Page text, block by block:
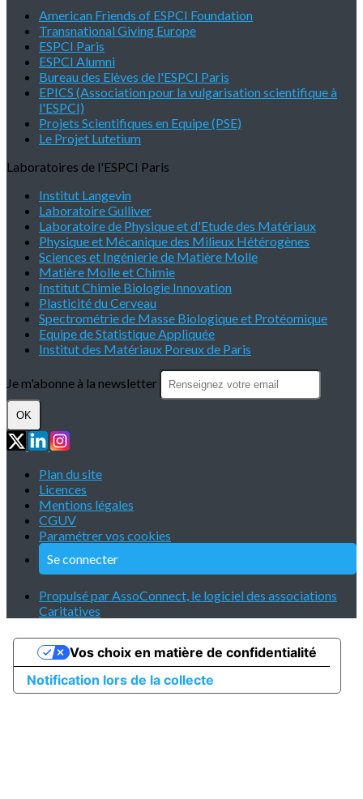
American Friends of ESPCI Foundation
Transnational Giving Europe
ESPCI Paris
ESPCI Alumni
Bureau des Elèves de l'ESPCI Paris
EPICS (Association pour la vulgarisation scientifique à
l'ESPCI)
Projets Scientifiques en Equipe (PSE)
Le Projet Lutetium
Laboratoires de l'ESPCI Paris
Institut Langevin
Laboratoire Gulliver
Laboratoire de Physique et d'Etude des Matériaux
Physique et Mécanique des Milieux Hétérogènes
Sciences et Ingénierie de Matière Molle
Matière Molle et Chimie
Institut Chimie Biologie Innovation
Plasticité du Cerveau
Spectrométrie de Masse Biologique et Protéomique
Equipe de Statistique Appliquée
Institut des Matériaux Poreux de Paris
Je m'abonne à la newsletter
OK
Plan du site
Licences
Mentions légales
CGUV
Paramétrer vos cookies
Se connecter
Propulsé par AssoConnect, le logiciel des associations
Caritatives
Notification lors de la collecte
Vos choix en matière de confidentialité